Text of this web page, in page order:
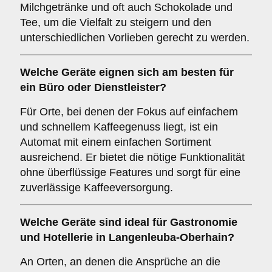
Milchgetränke und oft auch Schokolade und
Tee, um die Vielfalt zu steigern und den
unterschiedlichen Vorlieben gerecht zu werden.
Welche Geräte eignen sich am besten für
ein Büro oder Dienstleister?
Für Orte, bei denen der Fokus auf einfachem
und schnellem Kaffeegenuss liegt, ist ein
Automat mit einem einfachen Sortiment
ausreichend. Er bietet die nötige Funktionalität
ohne überflüssige Features und sorgt für eine
zuverlässige Kaffeeversorgung.
Welche Geräte sind ideal für Gastronomie
und Hotellerie in Langenleuba-Oberhain?
An Orten, an denen die Ansprüche an die